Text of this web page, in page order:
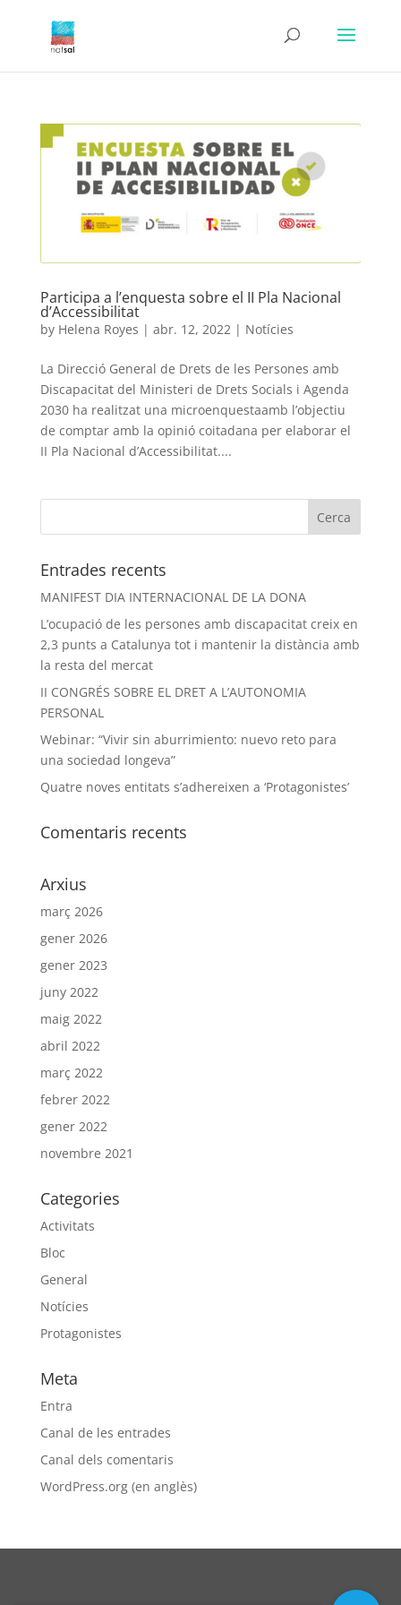
Participa a l’enquesta sobre el II Pla Nacional
d’Accessibilitat
by Helena Royes | abr. 12, 2022| Notícies
La Direcció General de Drets de les Persones amb
Discapacitat del Ministeri de Drets Socials i Agenda
2030 ha realitzat una microenquestaamb l’objectiu
de comptar amb la opinió coitadana per elaborar el
II Pla Nacional d’Accessibilitat....
Entrades recents
MANIFEST DIA INTERNACIONAL DE LA DONA
L’ocupació de les persones amb discapacitat creix en
2,3 punts a Catalunya tot i mantenir la distància amb
la resta del mercat
II CONGRÉS SOBRE EL DRET A L’AUTONOMIA
PERSONAL
Webinar: “Vivir sin aburrimiento: nuevo reto para
una sociedad longeva”
Quatre noves entitats s’adhereixen a ‘Protagonistes’
Comentaris recents
Arxius
març 2026
gener 2026
gener 2023
juny 2022
maig 2022
abril 2022
març 2022
febrer 2022
gener 2022
novembre 2021
Categories
Activitats
Bloc
General
Notícies
Protagonistes
Meta
Entra
Canal de les entrades
Canal dels comentaris
WordPress.org (en anglès)